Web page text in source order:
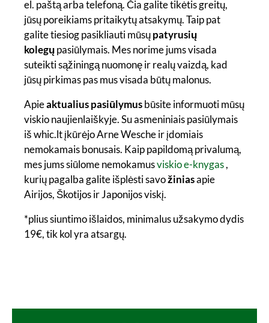
el. paštą arba telefoną. Čia galite tikėtis greitų,
jūsų poreikiams pritaikytų atsakymų. Taip pat
galite tiesiog pasikliauti mūsųpatyrusių
kolegųpasiūlymais. Mes norime jums visada
suteikti sąžiningą nuomonę ir realų vaizdą, kad
jūsų pirkimas pas mus visada būtų malonus.
Apieaktualius pasiūlymusbūsite informuoti mūsų
viskio naujienlaiškyje. Su asmeniniais pasiūlymais
iš whic.lt įkūrėjo Arne Wesche ir įdomiais
nemokamais bonusais. Kaip papildomą privalumą,
mes jums siūlome nemokamusviskio e-knygas,
kurių pagalba galite išplėsti savožiniasapie
Airijos, Škotijos ir Japonijos viskį.
*plius siuntimo išlaidos, minimalus užsakymo dydis
19€, tik kol yra atsargų.